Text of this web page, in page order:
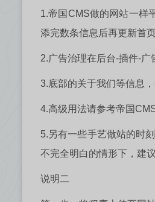
1.帝国CMS做的网站一样
添完数条信息后再更新首
2.广告治理在后台-插件-广
3.底部的关于我们等信息
4.高级用法请参考帝国
5.另有一些手艺做站的时
不完全明白的情形下，建
说明二